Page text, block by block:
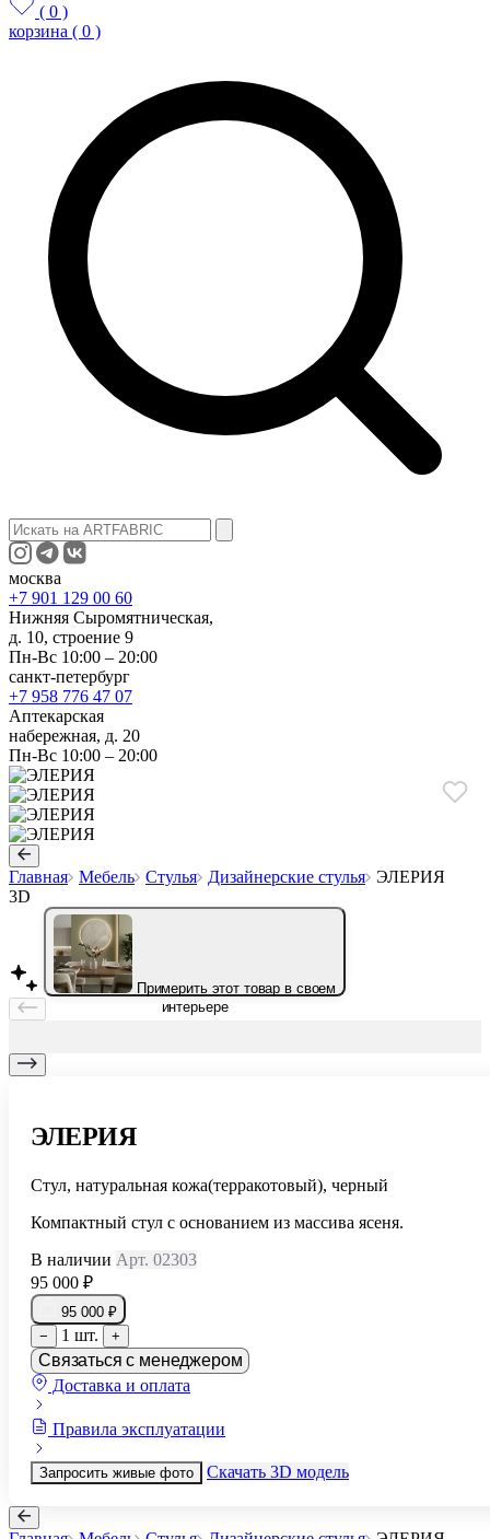
( 0 )
корзина ( 0 )
москва
+7 901 129 00 60
Нижняя Сыромятническая,
д. 10, строение 9
Пн-Вс 10:00 – 20:00
санкт-петербург
+7 958 776 47 07
Аптекарская
набережная, д. 20
Пн-Вс 10:00 – 20:00
Главная Мебель Стулья Дизайнерские стулья
ЭЛЕРИЯ
3D
Примерить этот товар в своем
интерьере
ЭЛЕРИЯ
Стул, натуральная кожа(терракотовый), черный
Компактный стул с основанием из массива ясеня.
В наличии Арт. 02303
95 000 ₽
95 000 ₽
−
1 шт. +
Связаться с менеджером
Доставка и оплата
Правила эксплуатации
Запросить живые фото Скачать 3D модель